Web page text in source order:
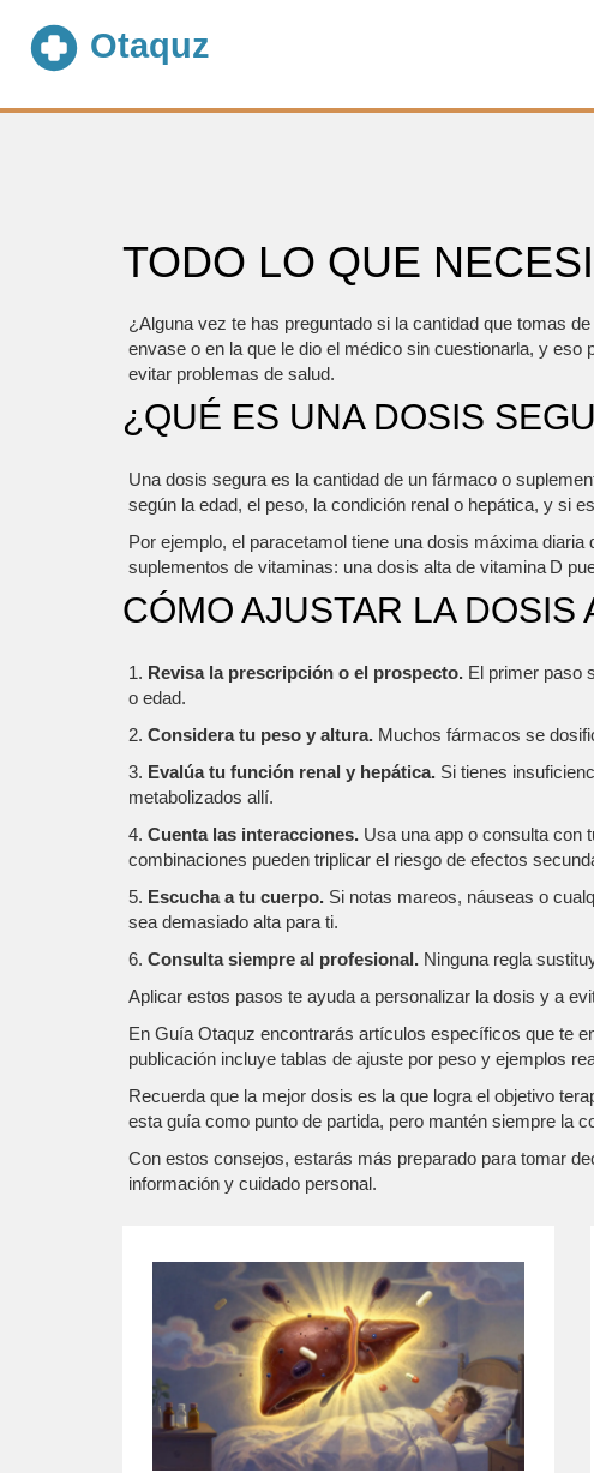
TODO LO QUE
¿Alguna vez te has preguntado si la cantidad que tomas
envase o en la que le dio el médico sin cuestionarla, y
evitar problemas de salud.
¿QUÉ ES UNA DOSIS
Una dosis segura es la cantidad de un fármaco o
según la edad, el peso, la condición renal o hepática, y si
Por ejemplo, el paracetamol tiene una dosis máxima
suplementos de vitaminas: una dosis alta de vitamina D
CÓMO AJUSTAR LA DOSIS
1. Revisa la prescripción o el prospecto. El primer paso
o edad.
2. Considera tu peso y altura. Muchos fármacos se
3. Evalúa tu función renal y hepática. Si tienes
metabolizados allí.
4. Cuenta las interacciones. Usa una app o consulta con
combinaciones pueden triplicar el riesgo de efectos
5. Escucha a tu cuerpo. Si notas mareos, náuseas o
sea demasiado alta para ti.
6. Consulta siempre al profesional. Ninguna regla
Aplicar estos pasos te ayuda a personalizar la dosis y a
En Guía Otaquz encontrarás artículos específicos que te
publicación incluye tablas de ajuste por peso y ejemplos
Recuerda que la mejor dosis es la que logra el objetivo
esta guía como punto de partida, pero mantén siempre la
Con estos consejos, estarás más preparado para tomar
información y cuidado personal.